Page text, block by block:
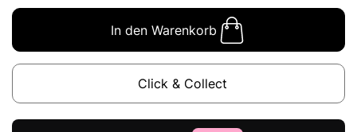
In den Warenkorb
Click & Collect